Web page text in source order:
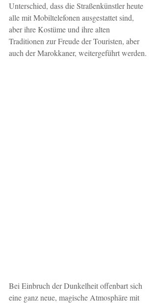
Unterschied, dass die Straßenkünstler heute
alle mit Mobiltelefonen ausgestattet sind,
aber ihre Kostüme und ihre alten
Traditionen zur Freude der Touristen, aber
auch der Marokkaner, weitergeführt werden.
Bei Einbruch der Dunkelheit offenbart sich
eine ganz neue, magische Atmosphäre mit